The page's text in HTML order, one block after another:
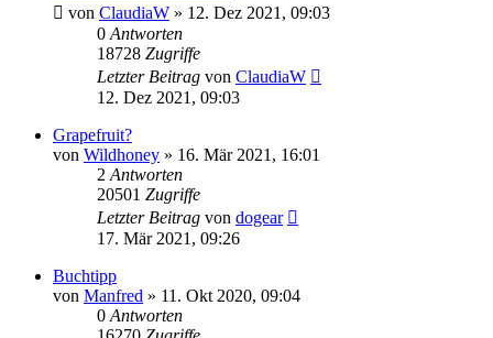
von ClaudiaW » 12. Dez 2021, 09:03
0 Antworten
18728 Zugriffe
Letzter Beitrag von ClaudiaW
12. Dez 2021, 09:03
Grapefruit?
von Wildhoney » 16. Mär 2021, 16:01
2 Antworten
20501 Zugriffe
Letzter Beitrag von dogear
17. Mär 2021, 09:26
Buchtipp
von Manfred » 11. Okt 2020, 09:04
0 Antworten